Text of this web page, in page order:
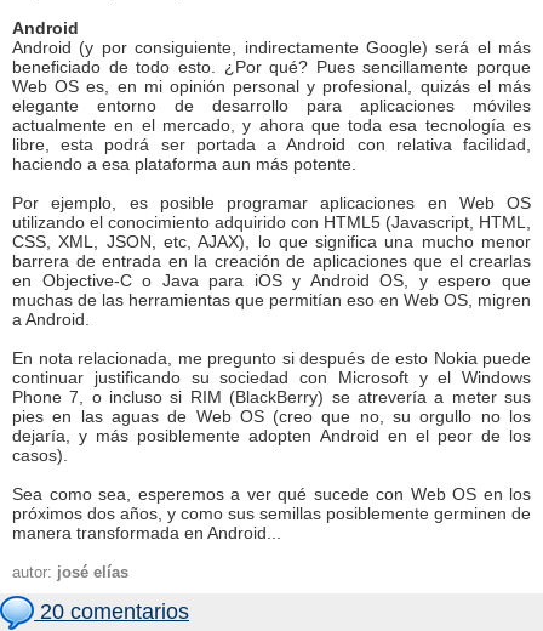
Android
Android (y por consiguiente, indirectamente Google) será el más
beneficiado de todo esto. ¿Por qué? Pues sencillamente porque
Web OS es, en mi opinión personal y profesional, quizás el más
elegante entorno de desarrollo para aplicaciones móviles
actualmente en el mercado, y ahora que toda esa tecnología es
libre, esta podrá ser portada a Android con relativa facilidad,
haciendo a esa plataforma aun más potente.
Por ejemplo, es posible programar aplicaciones en Web OS
utilizando el conocimiento adquirido con HTML5 (Javascript, HTML,
CSS, XML, JSON, etc, AJAX), lo que significa una mucho menor
barrera de entrada en la creación de aplicaciones que el crearlas
en Objective-C o Java para iOS y Android OS, y espero que
muchas de las herramientas que permitían eso en Web OS, migren
a Android.
En nota relacionada, me pregunto si después de esto Nokia puede
continuar justificando su sociedad con Microsoft y el Windows
Phone 7, o incluso si RIM (BlackBerry) se atrevería a meter sus
pies en las aguas de Web OS (creo que no, su orgullo no los
dejaría, y más posiblemente adopten Android en el peor de los
casos).
Sea como sea, esperemos a ver qué sucede con Web OS en los
próximos dos años, y como sus semillas posiblemente germinen de
manera transformada en Android...
autor: josé elías
20 comentarios